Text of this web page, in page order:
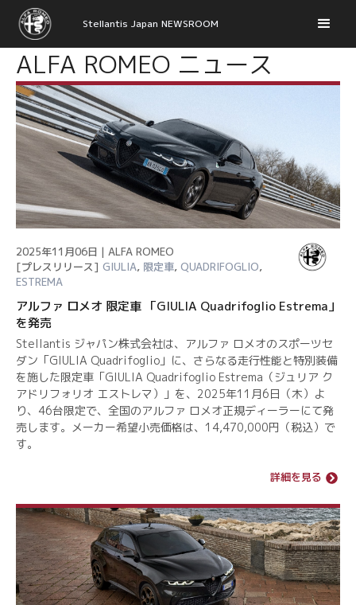
Stellantis Japan NEWSROOM
ALFA ROMEO ニュース
2025年11月06日 | ALFA ROMEO
[プレスリリース] GIULIA, 限定車, QUADRIFOGLIO,
ESTREMA
アルファ ロメオ 限定車 「GIULIA Quadrifoglio Estrema」
を発売
Stellantis ジャパン株式会社は、アルファ ロメオのスポーツセ
ダン「GIULIA Quadrifoglio」に、さらなる走行性能と特別装備
を施した限定車「GIULIA Quadrifoglio Estrema（ジュリア ク
アドリフォリオ エストレマ）」を、2025年11月6日（木）よ
り、46台限定で、全国のアルファ ロメオ正規ディーラーにて発
売します。メーカー希望小売価格は、14,470,000円（税込）で
す。
詳細を見る